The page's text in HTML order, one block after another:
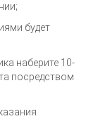
будет
наберите 10-
посредством